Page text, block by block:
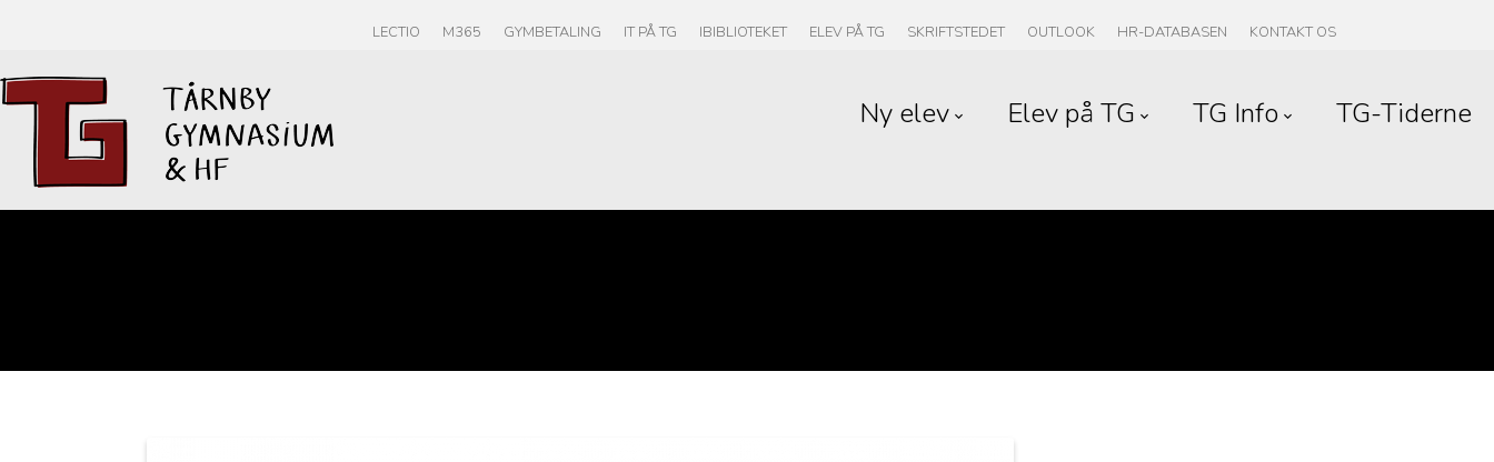
LECTIO M365 GYMBETALING IT PÅ TG IBIBLIOTEKET ELEV PÅ TG SKRIFTSTEDET OUTLOOK HR-DATABASEN KONTAKT OS
Ny elev Elev på TG TG Info TG-Tiderne